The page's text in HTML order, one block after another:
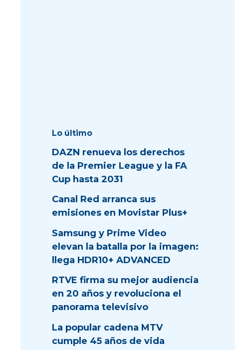
Lo último
DAZN renueva los derechos
de la Premier League y la FA
Cup hasta 2031
Canal Red arranca sus
emisiones en Movistar Plus+
Samsung y Prime Video
elevan la batalla por la imagen:
llega HDR10+ ADVANCED
RTVE firma su mejor audiencia
en 20 años y revoluciona el
panorama televisivo
La popular cadena MTV
cumple 45 años de vida